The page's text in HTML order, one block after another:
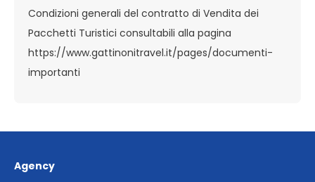
Condizioni generali del contratto di Vendita dei
Pacchetti Turistici consultabili alla pagina
https://www.gattinonitravel.it/pages/documenti-
importanti
Agency